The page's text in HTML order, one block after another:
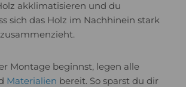
akklimatisieren und du
sich das Holz im Nachhinein stark
Montage beginnst, legen alle
Materialien bereit. So sparst du dir